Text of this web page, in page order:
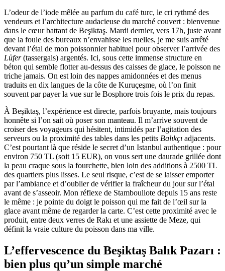
L’odeur de l’iode mêlée au parfum du café turc, le cri rythmé des
vendeurs et l’architecture audacieuse du marché couvert : bienvenue
dans le cœur battant de Beşiktaş. Mardi dernier, vers 17h, juste avant
que la foule des bureaux n’envahisse les ruelles, je me suis arrêté
devant l’étal de mon poissonnier habituel pour observer l’arrivée des
Lüfer(tassergals) argentés. Ici, sous cette immense structure en
béton qui semble flotter au-dessus des caisses de glace, le poisson ne
triche jamais. On est loin des nappes amidonnées et des menus
traduits en dix langues de la côte de Kuruçeşme, où l’on finit
souvent par payer la vue sur le Bosphore trois fois le prix du repas.
À Beşiktaş, l’expérience est directe, parfois bruyante, mais toujours
honnête si l’on sait où poser son manteau. Il m’arrive souvent de
croiser des voyageurs qui hésitent, intimidés par l’agitation des
serveurs ou la proximité des tables dans les petits Balıkçı adjacents.
C’est pourtant là que réside le secret d’un Istanbul authentique : pour
environ 750 TL (soit 15 EUR), on vous sert une daurade grillée dont
la peau craque sous la fourchette, bien loin des additions à 2500 TL
des quartiers plus lisses. Le seul risque, c’est de se laisser emporter
par l’ambiance et d’oublier de vérifier la fraîcheur du jour sur l’étal
avant de s’asseoir. Mon réflexe de Stambouliote depuis 15 ans reste
le même : je pointe du doigt le poisson qui me fait de l’œil sur la
glace avant même de regarder la carte. C’est cette proximité avec le
produit, entre deux verres de Rakı et une assiette de Meze, qui
définit la vraie culture du poisson dans ma ville.
L’effervescence du Beşiktaş Balık Pazarı :
bien plus qu’un simple marché